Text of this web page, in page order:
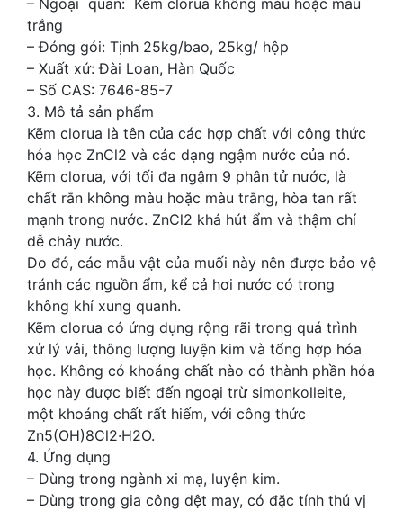
– Ngoại quan: Kẽm clorua không màu hoặc màu
trắng
– Đóng gói: Tịnh 25kg/bao, 25kg/ hộp
– Xuất xứ: Đài Loan, Hàn Quốc
– Số CAS: 7646-85-7
3. Mô tả sản phẩm
Kẽm clorua là tên của các hợp chất với công thức
hóa học ZnCl2 và các dạng ngậm nước của nó.
Kẽm clorua, với tối đa ngậm 9 phân tử nước, là
chất rắn không màu hoặc màu trắng, hòa tan rất
mạnh trong nước. ZnCl2 khá hút ẩm và thậm chí
dễ chảy nước.
Do đó, các mẫu vật của muối này nên được bảo vệ
tránh các nguồn ẩm, kể cả hơi nước có trong
không khí xung quanh.
Kẽm clorua có ứng dụng rộng rãi trong quá trình
xử lý vải, thông lượng luyện kim và tổng hợp hóa
học. Không có khoáng chất nào có thành phần hóa
học này được biết đến ngoại trừ simonkolleite,
một khoáng chất rất hiếm, với công thức
Zn5(OH)8Cl2·H2O.
4. Ứng dụng
– Dùng trong ngành xi mạ, luyện kim.
– Dùng trong gia công dệt may, có đặc tính thú vị